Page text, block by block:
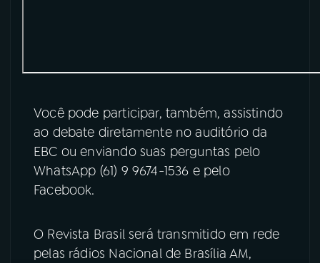
Você pode participar, também, assistindo
ao debate diretamente no auditório da
EBC ou enviando suas perguntas pelo
WhatsApp (61) 9 9674-1536 e pelo
Facebook.
O Revista Brasil será transmitido em rede
pelas rádios Nacional de Brasília AM,